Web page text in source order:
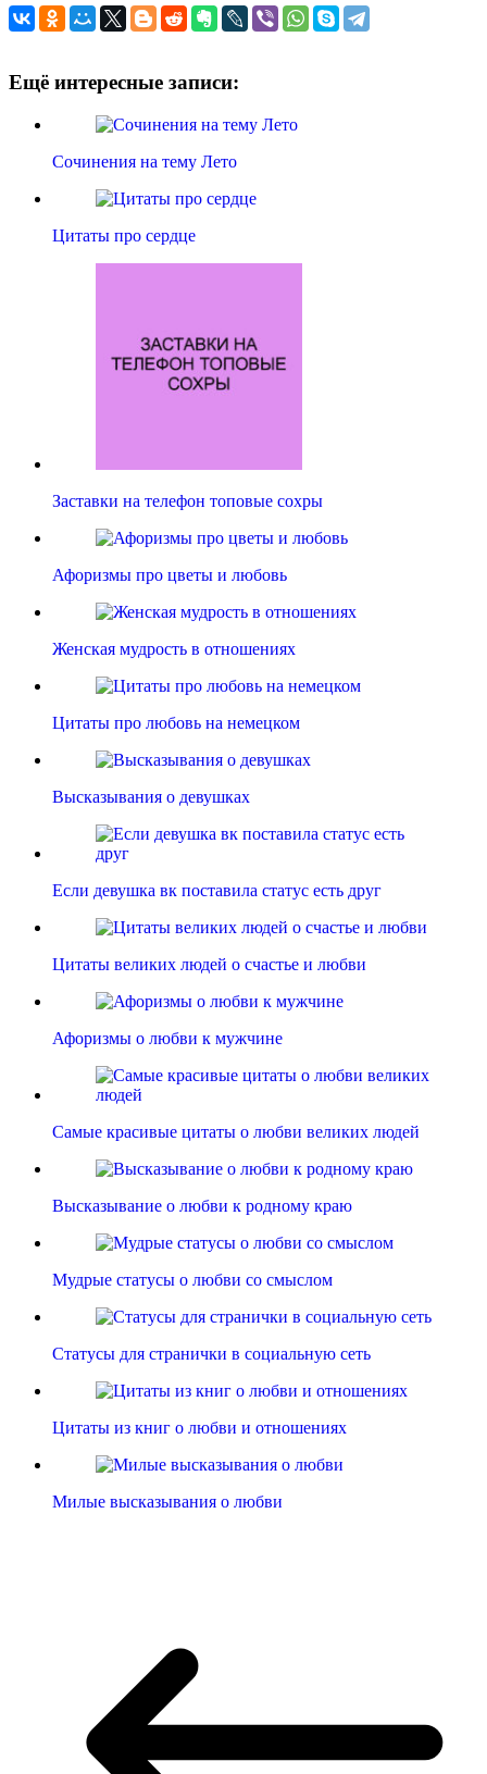
Ещё интересные записи:
Сочинения на тему Лето
Цитаты про сердце
Заставки на телефон топовые сохры
Афоризмы про цветы и любовь
Женская мудрость в отношениях
Цитаты про любовь на немецком
Высказывания о девушках
Если девушка вк поставила статус есть друг
Цитаты великих людей о счастье и любви
Афоризмы о любви к мужчине
Самые красивые цитаты о любви великих людей
Высказывание о любви к родному краю
Мудрые статусы о любви со смыслом
Статусы для странички в социальную сеть
Цитаты из книг о любви и отношениях
Милые высказывания о любви